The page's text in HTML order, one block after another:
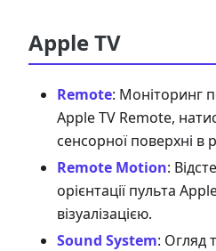
Apple TV
Remote: Моніторинг
Apple TV Remote,
сенсорної поверхні в
Remote Motion:
орієнтації пульта
візуалізацією.
Sound System: Огляд